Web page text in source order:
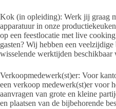
Kok (in opleiding): Werk jij graag
apparatuur in onze
op een feestlocatie met live
gasten? Wij hebben een
wisselende werktijden
Verkoopmedewerk(st)er: Voor
een verkoop medewerk(st)er voor
aanvragen van grote en kleine
en plaatsen van de bijbehorende